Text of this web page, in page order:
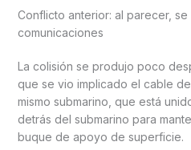
Conflicto anterior: al parecer,
comunicaciones
La colisión se produjo poco
que se vio implicado el cable
mismo submarino, que está
detrás del submarino para
buque de apoyo de superficie.